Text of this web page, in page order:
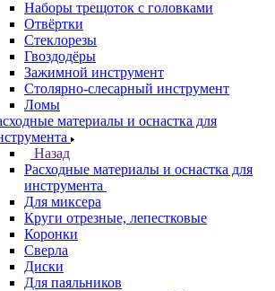
Наборы трещоток с головками
Отвёртки
Стеклорезы
Гвоздодёры
Зажимной инструмент
Столярно-слесарный инструмент
Ломы
материалы и оснастка для
Назад
Расходные материалы и оснастка для
инструмента
Для миксера
Круги отрезные, лепестковые
Коронки
Сверла
Диски
Для паяльников